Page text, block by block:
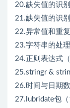
20.缺失值的识
21.缺失值的识
22.异常值和重
23.字符串的处理
24.正则表达式（
25.stringr &
26.时间与日期
27.lubridate包（